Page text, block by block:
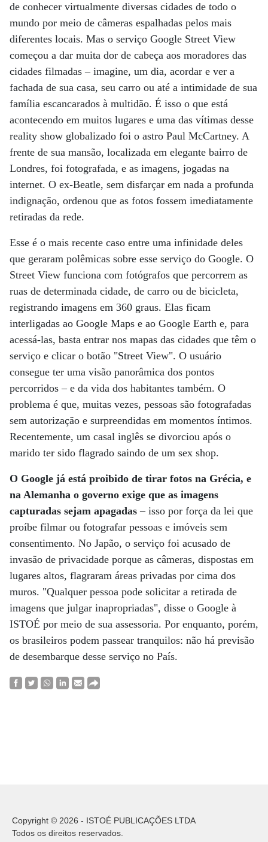
de conhecer virtualmente diversas cidades de todo o
mundo por meio de câmeras espalhadas pelos mais
diferentes locais. Mas o serviço Google Street View
começou a dar muita dor de cabeça aos moradores das
cidades filmadas – imagine, um dia, acordar e ver a
fachada de sua casa, seu carro ou até a intimidade de sua
família escancarados à multidão. É isso o que está
acontecendo em muitos lugares e uma das vítimas desse
reality show globalizado foi o astro Paul McCartney. A
frente de sua mansão, localizada em elegante bairro de
Londres, foi fotografada, e as imagens, jogadas na
internet. O ex-Beatle, sem disfarçar em nada a profunda
indignação, ordenou que as fotos fossem imediatamente
retiradas da rede.
Esse é o mais recente caso entre uma infinidade deles
que geraram polêmicas sobre esse serviço do Google. O
Street View funciona com fotógrafos que percorrem as
ruas de determinada cidade, de carro ou de bicicleta,
registrando imagens em 360 graus. Elas ficam
interligadas ao Google Maps e ao Google Earth e, para
acessá-las, basta entrar nos mapas das cidades que têm o
serviço e clicar o botão "Street View". O usuário
consegue ter uma visão panorâmica dos pontos
percorridos – e da vida dos habitantes também. O
problema é que, muitas vezes, pessoas são fotografadas
sem autorização e surpreendidas em momentos íntimos.
Recentemente, um casal inglês se divorciou após o
marido ter sido flagrado saindo de um sex shop.
O Google já está proibido de tirar fotos na Grécia, e
na Alemanha o governo exige que as imagens
capturadas sejam apagadas – isso por força da lei que
proíbe filmar ou fotografar pessoas e imóveis sem
consentimento. No Japão, o serviço foi acusado de
invasão de privacidade porque as câmeras, dispostas em
lugares altos, flagraram áreas privadas por cima dos
muros. "Qualquer pessoa pode solicitar a retirada de
imagens que julgar inapropriadas", disse o Google à
ISTOÉ por meio de sua assessoria. Por enquanto, porém,
os brasileiros podem passear tranquilos: não há previsão
de desembarque desse serviço no País.
Copyright © 2026 - ISTOÉ PUBLICAÇÕES LTDA
Todos os direitos reservados.